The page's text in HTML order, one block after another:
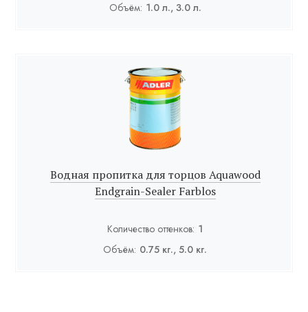
Объём: 1.0 л., 3.0 л.
Водная пропитка для торцов Aquawood
Endgrain-Sealer Farblos
Количество оттенков: 1
Объём: 0.75 кг., 5.0 кг.